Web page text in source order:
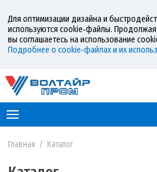
Для оптимизации дизайна и
используются cookie‑файлы. Продолжая
вы соглашаетесь на использование
Подробнее о cookie‑файлах и их
Главная / Каталог